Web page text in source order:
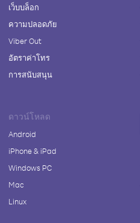
เว็บบล็อก
ความปลอดภัย
Viber Out
อัตราค่าโทร
การสนับสนุน
ดาวน์โหลด
Android
iPhone & iPad
Windows PC
Mac
Linux